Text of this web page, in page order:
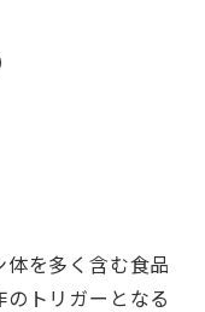
を多く含む食品
トリガーとなる